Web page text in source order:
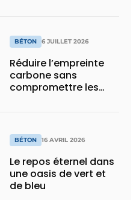
BÉTON 6 JUILLET 2026
Réduire l’empreinte
carbone sans
compromettre les
BÉTON 16 AVRIL 2026
Le repos éternel dans
une oasis de vert et
de bleu